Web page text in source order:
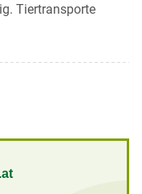
Tiertransporte